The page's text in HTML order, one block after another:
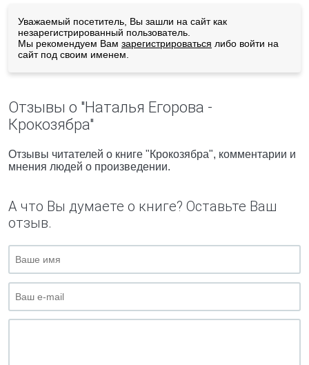
Уважаемый посетитель, Вы зашли на сайт как
незарегистрированный пользователь.
Мы рекомендуем Вам зарегистрироваться либо войти на
сайт под своим именем.
Отзывы о "Наталья Егорова -
Крокозябра"
Отзывы читателей о книге "Крокозябра", комментарии и
мнения людей о произведении.
А что Вы думаете о книге? Оставьте Ваш
отзыв.